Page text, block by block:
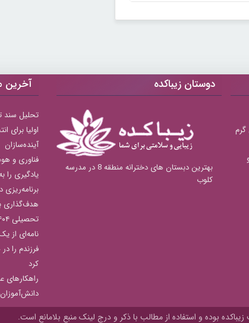
آخرین
تحلیل سند
اولیا برای
آینده‌سازان
فناوری و
یادگیری را
برنامه‌ریزی
هدف‌گذاری
تحصیلی ۱۴۰۴-۱۴۰۵
نامه‌ای از
فرزندم را
کرد
راهکارهای
دانش‌آموزان
گرم
دوستان زیباکده
بهترین دبستان های دخترانه منطقه 8 در مدرسه
کلوب
بوده و استفاده از مطالب با ذکر و درج لینک منبع بلامانع است.